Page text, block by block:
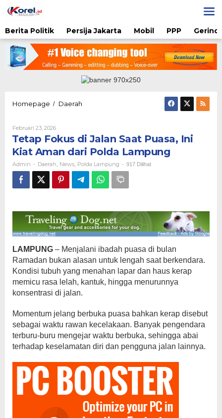
ke
Berita Politik
Persija Jakarta Mobil PPP
Homepage / Daerah
Saat
Puasa,
Ini
Kiat
Aman
dari
Februari 23, 2026Oleh
Admin
Tetap Fokus di Jalan Saat Puasa, Ini
Kiat Aman dari Polda Lampung
Admin - Daerah News Polda Lampung - 917 Dilihat
LAMPUNG – Menjalani ibadah puasa di bulan
Ramadan bukan alasan untuk lengah saat berkendara.
Kondisi tubuh yang menahan lapar dan haus kerap
memicu rasa lelah, kantuk, hingga menurunnya
konsentrasi di jalan.
Momentum jelang berbuka puasa bahkan kerap disebut
sebagai waktu rawan kecelakaan. Banyak pengendara
terburu-buru mengejar waktu berbuka, sehingga abai
terhadap keselamatan diri dan pengguna jalan lainnya.